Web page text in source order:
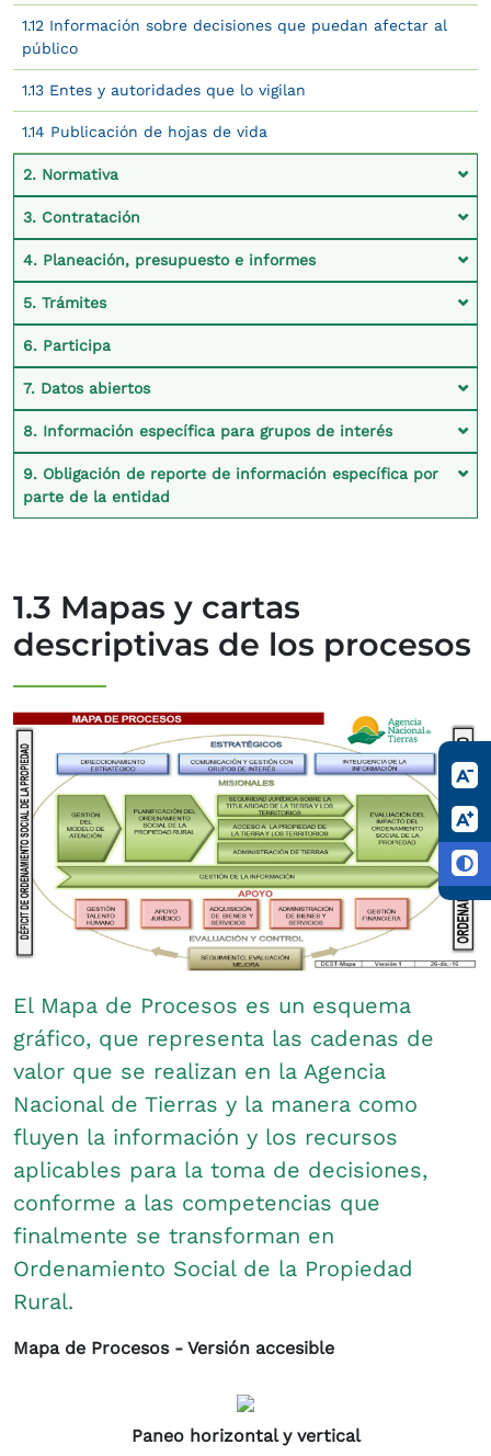
1.12 Información sobre decisiones que puedan afectar al
público
1.13 Entes y autoridades que lo vigilan
1.14 Publicación de hojas de vida
2. Normativa
3. Contratación
4. Planeación, presupuesto e informes
5. Trámites
6. Participa
7. Datos abiertos
8. Información específica para grupos de interés
9. Obligación de reporte de información específica por
parte de la entidad
1.3 Mapas y cartas
descriptivas de los procesos
El Mapa de Procesos es un esquema
gráfico, que representa las cadenas de
valor que se realizan en la Agencia
Nacional de Tierras y la manera como
fluyen la información y los recursos
aplicables para la toma de decisiones,
conforme a las competencias que
finalmente se transforman en
Ordenamiento Social de la Propiedad
Rural.
Mapa de Procesos - Versión accesible
Paneo horizontal y vertical